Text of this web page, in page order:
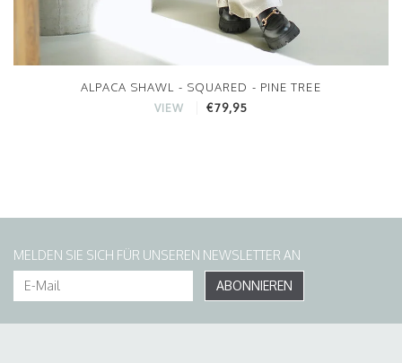
ALPACA SHAWL - SQUARED - PINE TREE
VIEW €79,95
MELDEN SIE SICH FÜR UNSEREN NEWSLETTER AN
ABONNIEREN